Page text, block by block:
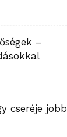
–
cseréje jobb